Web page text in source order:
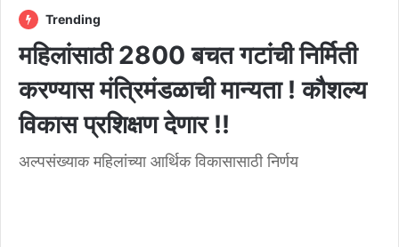
Trending
महिलांसाठी 2800 बचत गटांची निर्मिती
करण्यास मंत्रिमंडळाची मान्यता ! कौशल्य
विकास प्रशिक्षण देणार !!
अल्पसंख्याक महिलांच्या आर्थिक विकासासाठी निर्णय